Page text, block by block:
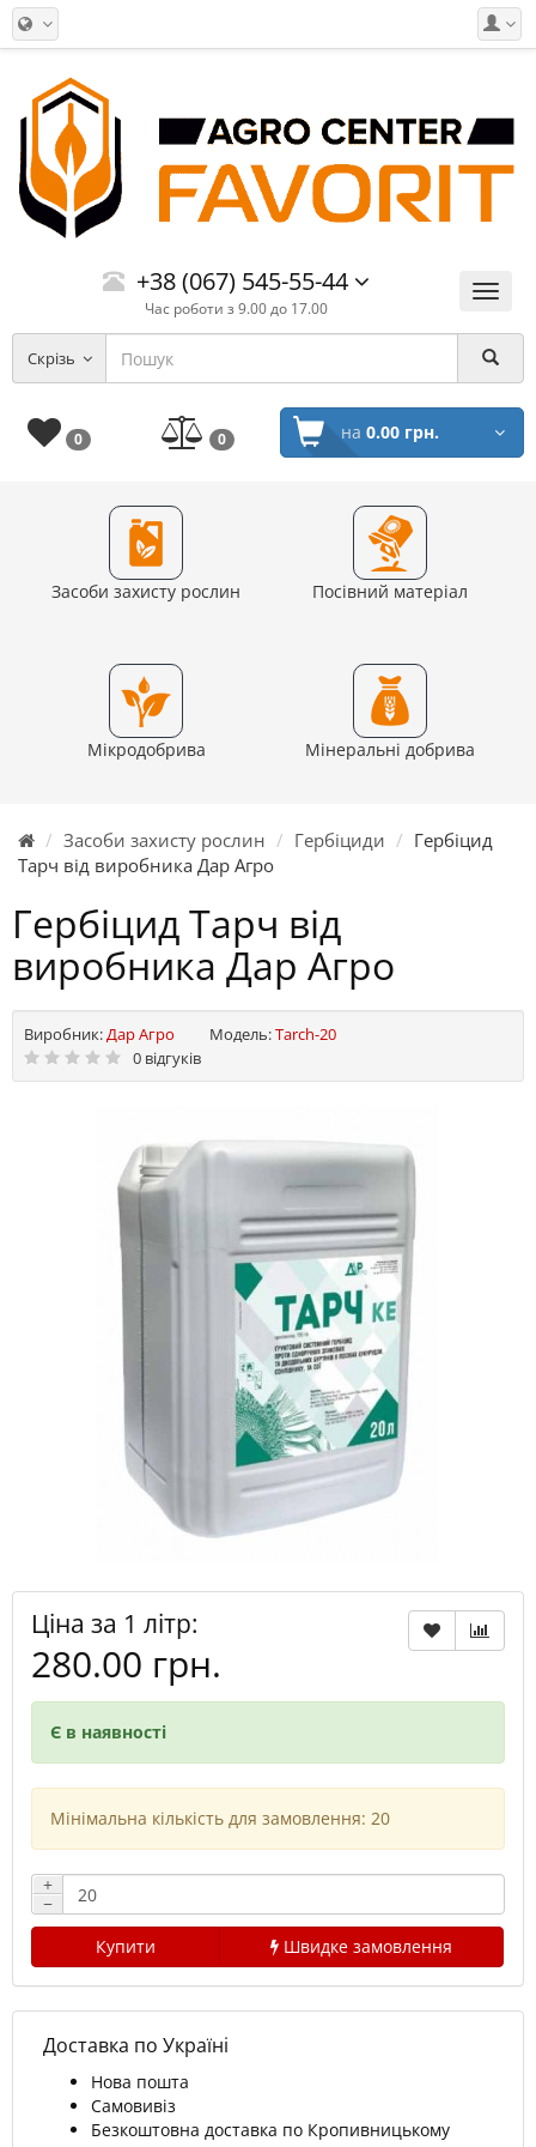
Меню
+38 (067) 545-55-44
Час роботи з 9.00 до 17.00
Скрізь
0 0 на 0.00 грн.
Засоби захисту рослин Посівний матеріал
Мікродобрива Мінеральні добрива
Засоби захисту рослин Гербіциди
Гербіцид
Тарч від виробника Дар Агро
Гербіцид Тарч від
виробника Дар Агро
Виробник:Дар Агро Модель:Tarch-20
0 відгуків
Ціна за 1 літр:
280.00 грн.
Є в наявності
Мінімальна кількість для замовлення: 20
+
−
Купити
Швидке замовлення
Доставка по Україні
Нова пошта
Самовивіз
Безкоштовна доставка по Кропивницькому